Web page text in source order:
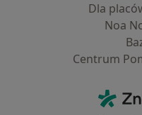
Dla
Noa
Centrum